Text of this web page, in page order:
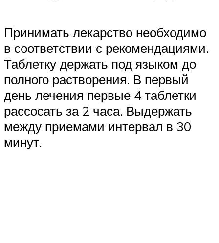
Принимать лекарство необходимо
в соответствии с рекомендациями.
Таблетку держать под языком до
полного растворения. В первый
день лечения первые 4 таблетки
рассосать за 2 часа. Выдержать
между приемами интервал в 30
минут.